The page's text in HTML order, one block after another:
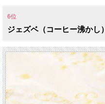
6位
ジェズベ（コーヒー沸かし）